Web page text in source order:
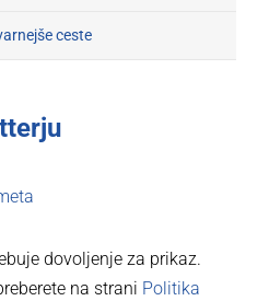
ceste
dovoljenje za prikaz.
na strani Politika